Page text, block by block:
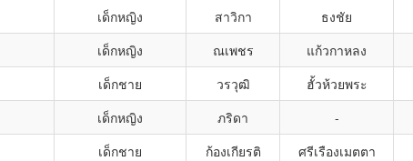
เด็กหญิง สาวิกา ธงชัย
เด็กหญิง ณเพชร แก้วกาหลง
เด็กชาย วรวุฒิ ฮั้วห้วยพระ
เด็กหญิง ภริดา -
เด็กชาย ก้องเกียรติ ศรีเรืองเมตตา